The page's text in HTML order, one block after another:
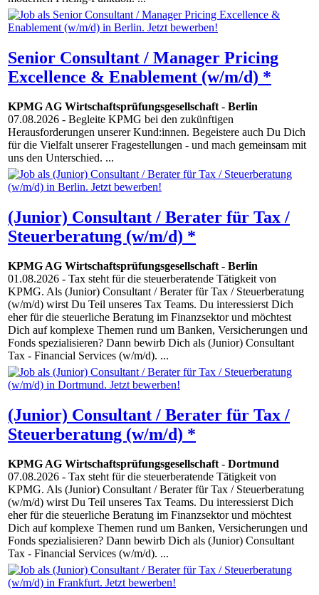
Senior Consultant / Manager Pricing
Excellence & Enablement (w/m/d) *
KPMG AG Wirtschaftsprüfungsgesellschaft- Berlin
07.08.2026 - Begleite KPMG bei den zukünftigen
Herausforderungen unserer Kund:innen. Begeistere auch Du Dich
für die Vielfalt unserer Fragestellungen - und mach gemeinsam mit
uns den Unterschied. ...
(Junior) Consultant / Berater für Tax /
Steuerberatung (w/m/d) *
KPMG AG Wirtschaftsprüfungsgesellschaft- Berlin
01.08.2026 - Tax steht für die steuerberatende Tätigkeit von
KPMG. Als (Junior) Consultant / Berater für Tax / Steuerberatung
(w/m/d) wirst Du Teil unseres Tax Teams. Du interessierst Dich
eher für die steuerliche Beratung im Finanzsektor und möchtest
Dich auf komplexe Themen rund um Banken, Versicherungen und
Fonds spezialisieren? Dann bewirb Dich als (Junior) Consultant
Tax - Financial Services (w/m/d). ...
(Junior) Consultant / Berater für Tax /
Steuerberatung (w/m/d) *
KPMG AG Wirtschaftsprüfungsgesellschaft- Dortmund
07.08.2026 - Tax steht für die steuerberatende Tätigkeit von
KPMG. Als (Junior) Consultant / Berater für Tax / Steuerberatung
(w/m/d) wirst Du Teil unseres Tax Teams. Du interessierst Dich
eher für die steuerliche Beratung im Finanzsektor und möchtest
Dich auf komplexe Themen rund um Banken, Versicherungen und
Fonds spezialisieren? Dann bewirb Dich als (Junior) Consultant
Tax - Financial Services (w/m/d). ...